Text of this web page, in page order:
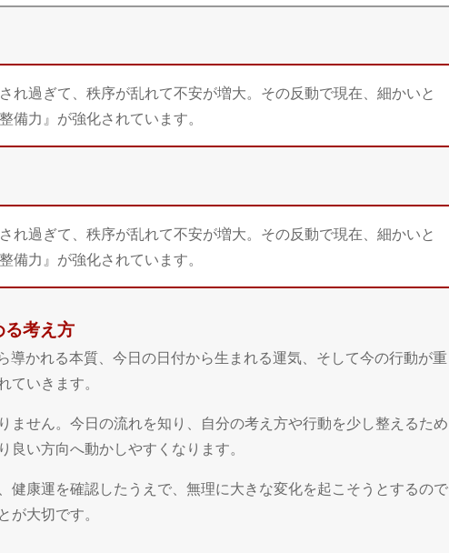
れ過ぎて、秩序が乱れて不安が増大。その反動で現在、細かいと
備力』が強化されています。
れ過ぎて、秩序が乱れて不安が増大。その反動で現在、細かいと
備力』が強化されています。
考え方
導かれる本質、今日の日付から生まれる運気、そして今の行動が重
ていきます。
ません。今日の流れを知り、自分の考え方や行動を少し整えるため
い方向へ動かしやすくなります。
健康運を確認したうえで、無理に大きな変化を起こそうとするので
が大切です。